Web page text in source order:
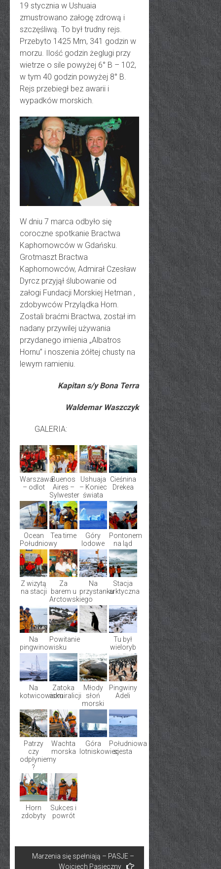
19 stycznia w Ushuaia
zmustrowano załogę zdrową i
szczęśliwą. To był trudny rejs.
Przebyto 1425 Mm, 341 godzin w
morzu. Ilość godzin żeglugi przy
wietrze o sile powyżej 6° B – 102,
w tym 40 godzin powyżej 8° B.
Rejs przebiegł bez awarii i
wypadków morskich.
W dniu 7 marca odbyło się
coroczne spotkanie Bractwa
Kaphornowców w Gdańsku.
Grotmaszt Bractwa
Kaphornowców, Admirał Czesław
Dyrcz przyjął ślubowanie od
załogi Fundacji Morskiej Hetman ,
zdobywców Przylądka Horn.
Zostali braćmi Bractwa, został im
nadany przywilej używania
przydanego imienia „Albatros
Hornu” i noszenia żółtej chusty na
lewym ramieniu.
Kapitan s/y Bona Terra
Waldemar Waszczyk
GALERIA:
Warszawa
– odlot
Buenos
Aires –
Sylwester
Ushuaja
– Koniec
świata
Cieśnina
Drekea
Ocean
Południowy
Tea time
Góry
lodowe
Pontonem
na ląd
Z wizytą
na stacji
Za
barem u
Arctowskiego
Na
przystanku
Stacja
arktyczna
Na
pingwinowisku
Powitanie
Tu był
wieloryb
Na
kotwicowisku
Zatoka
admiralicji
Młody
słoń
morski
Pingwiny
Adeli
Patrzy
czy
odpłyniemy
?
Wachta
morska
Góra
lotniskowiec
Południowa
sjesta
Horn
zdobyty
Sukces i
powrót
Nawigacja
Marzenia się spełniają – PASJE –
Wojciech Pasieczny